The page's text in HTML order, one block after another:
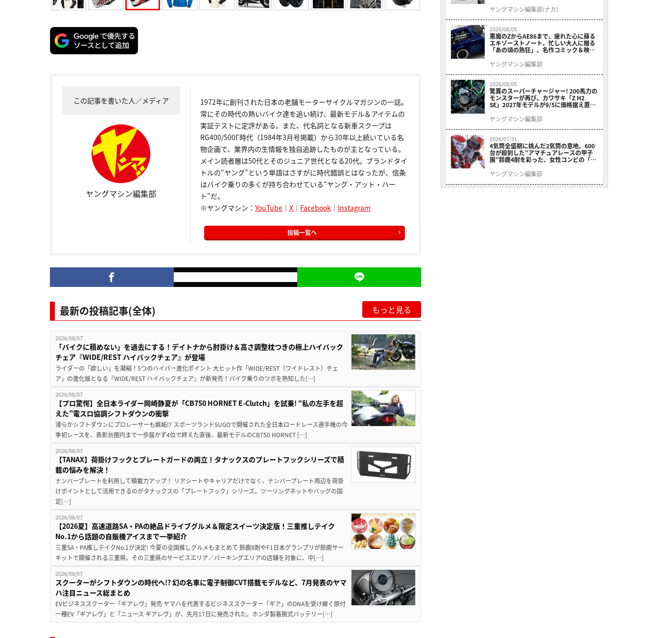
この記事を書いた人／メディア
ヤングマシン編集部
1972年に創刊された日本の老舗モーターサイクルマガジンの一誌。
常にその時代の熱いバイク達を追い続け、最新モデル＆アイテムの
実証テストに定評がある。また、代名詞となる新車スクープは
RG400/500Γ時代（1984年3月号掲載）から30年以上続いている名
物企画で、業界内の生情報を独自追跡したものが主となっている。
メイン読者層は50代とそのジュニア世代となる20代。ブランドタイ
トルの“ヤング”という単語はさすがに時代錯誤とはなったが、信条
はバイク乗りの多くが持ち合わせている“ヤング・アット・ハー
ト”だ。
※ヤングマシン： YouTube｜ X｜ Facebook｜ Instagram
投稿一覧へ
最新の投稿記事(全体) もっと見る
2026/08/07
「バイクに積めない」を過去にする！デイトナから肘掛け＆高さ調整枕つきの極上ハイバック
チェア『WIDE/REST ハイバックチェア』が登場
ライダーの「欲しい」を凝縮！5つのハイパー進化ポイント 大ヒット作「WIDE/REST（ワイドレスト）チェ
ア」の進化版となる『WIDE/REST ハイバックチェア』が新発売！バイク乗りのツボを熟知した[…]
2026/08/07
【プロ驚愕】全日本ライダー岡崎静夏が「CB750 HORNET E-Clutch」を試乗! “私の左手を超
えた”電スロ協調シフトダウンの衝撃
滑らかシフトダウンにプロレーサーも嫉妬!? スポーツランドSUGOで開催された全日本ロードレース選手権の今
季初レースを、表彰台圏内まで一歩届かず4位で終えた直後、最新モデルのCB750 HORNET […]
2026/08/07
【TANAX】荷掛けフックとプレートガードの両立！タナックスのプレートフックシリーズで積
載の悩みを解決！
ナンバープレートを利用して積載力アップ！ リアシートやキャリアだけでなく、ナンバープレート周辺を荷掛
けポイントとして活用できるのがタナックスの「プレートフック」シリーズ。ツーリングネットやバッグの固
定[…]
2026/08/07
【2026夏】高速道路SA・PAの絶品ドライブグルメ＆限定スイーツ決定版！三重推しテイク
No.1から話題の自販機アイスまで一挙紹介
三重SA・PA推しテイクNo.1が決定! 今夏の全国推しグルメもまとめて 鈴鹿8耐やF1日本グランプリが鈴鹿サー
キットで開催される三重県。その三重県のサービスエリア／パーキングエリアの店舗を対象に、中[…]
2026/08/07
スクーターがシフトダウンの時代へ!? 幻の名車に電子制御CVT搭載モデルなど、7月発表のヤマ
ハ注目ニュース総まとめ
EVビジネススクーター「ギアレヴ」発売 ヤマハを代表するビジネススクーター「ギア」のDNAを受け継ぐ原付
一種EV「ギアレヴ」と「ニュース ギアレヴ」が、先月17日に発売された。ホンダ製着脱式バッテリー[…]
ニット プレシャスレイ スモール］
ヤングマシン編集部(ナカ)
2026/08/05
悪魔のZからAE86まで、疲れた心に蘇る
エキゾーストノート。忙しい大人に贈る
「あの頃の熱狂」、名作コミック＆映画
結！
ヤングマシン編集部
2026/08/05
驚異のスーパーチャージャー! 200馬力の
モンスターが再び。カワサキ「Z H2
SE」2027年モデルが9/5に価格据え置き
ヤングマシン編集部
2026/07/31
4気筒全盛期に挑んだ2気筒の意地。600
台が殺到した”アマチュアレースの甲子
園”鈴鹿4耐を彩った、女性コンビの「ス
ヤングマシン編集部